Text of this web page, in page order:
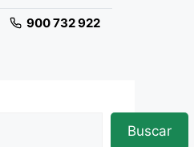
900 732 922
Buscar